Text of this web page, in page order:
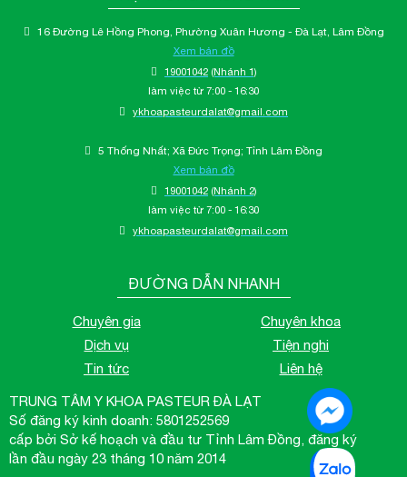
16 Đường Lê Hồng Phong, Phường Xuân Hương - Đà Lạt, Lâm Đồng
Xem bản đồ
19001042 (Nhánh 1)
làm việc từ 7:00 - 16:30
ykhoapasteurdalat@gmail.com
5 Thống Nhất; Xã Đức Trọng; Tỉnh Lâm Đồng
Xem bản đồ
19001042 (Nhánh 2)
làm việc từ 7:00 - 16:30
ykhoapasteurdalat@gmail.com
ĐƯỜNG DẪN NHANH
Chuyên gia
Chuyên khoa
Dịch vụ
Tiện nghi
Tin tức
Liên hệ
TRUNG TÂM Y KHOA PASTEUR ĐÀ LẠT
Số đăng ký kinh doanh: 5801252569
cấp bởi Sở kế hoạch và đầu tư Tỉnh Lâm Đồng, đăng ký
lần đầu ngày 23 tháng 10 năm 2014